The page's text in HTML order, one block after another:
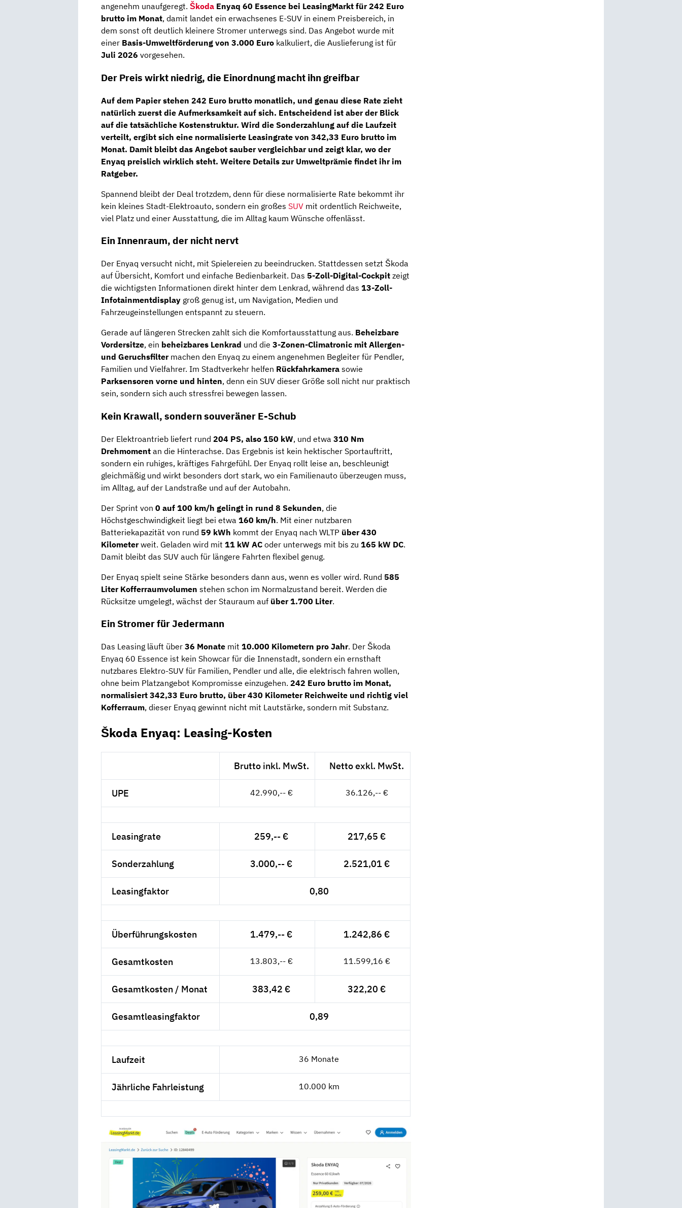
angenehm unaufgeregt. Škoda Enyaq 60 Essence bei LeasingMarkt für 242 Euro
brutto im Monat, damit landet ein erwachsenes E-SUV in einem Preisbereich, in
dem sonst oft deutlich kleinere Stromer unterwegs sind. Das Angebot wurde mit
einer Basis-Umweltförderung von 3.000 Euro kalkuliert, die Auslieferung ist für
Juli 2026 vorgesehen.
Der Preis wirkt niedrig, die Einordnung macht ihn greifbar
Auf dem Papier stehen 242 Euro brutto monatlich, und genau diese Rate zieht
natürlich zuerst die Aufmerksamkeit auf sich. Entscheidend ist aber der Blick
auf die tatsächliche Kostenstruktur. Wird die Sonderzahlung auf die Laufzeit
verteilt, ergibt sich eine normalisierte Leasingrate von 342,33 Euro brutto im
Monat. Damit bleibt das Angebot sauber vergleichbar und zeigt klar, wo der
Enyaq preislich wirklich steht. Weitere Details zur Umweltprämie findet ihr im
Ratgeber.
Spannend bleibt der Deal trotzdem, denn für diese normalisierte Rate bekommt ihr
kein kleines Stadt-Elektroauto, sondern ein großes SUV mit ordentlich Reichweite,
viel Platz und einer Ausstattung, die im Alltag kaum Wünsche offenlässt.
Ein Innenraum, der nicht nervt
Der Enyaq versucht nicht, mit Spielereien zu beeindrucken. Stattdessen setzt Škoda
auf Übersicht, Komfort und einfache Bedienbarkeit. Das 5-Zoll-Digital-Cockpit zeigt
die wichtigsten Informationen direkt hinter dem Lenkrad, während das 13-Zoll-
Infotainmentdisplay groß genug ist, um Navigation, Medien und
Fahrzeugeinstellungen entspannt zu steuern.
Gerade auf längeren Strecken zahlt sich die Komfortausstattung aus. Beheizbare
Vordersitze, ein beheizbares Lenkrad und die 3-Zonen-Climatronic mit Allergen-
und Geruchsfiltermachen den Enyaq zu einem angenehmen Begleiter für Pendler,
Familien und Vielfahrer. Im Stadtverkehr helfen Rückfahrkamera sowie
Parksensoren vorne und hinten, denn ein SUV dieser Größe soll nicht nur praktisch
sein, sondern sich auch stressfrei bewegen lassen.
Kein Krawall, sondern souveräner E-Schub
Der Elektroantrieb liefert rund 204 PS, also 150 kW, und etwa 310 Nm
Drehmoment an die Hinterachse. Das Ergebnis ist kein hektischer Sportauftritt,
sondern ein ruhiges, kräftiges Fahrgefühl. Der Enyaq rollt leise an, beschleunigt
gleichmäßig und wirkt besonders dort stark, wo ein Familienauto überzeugen muss,
im Alltag, auf der Landstraße und auf der Autobahn.
Der Sprint von 0 auf 100 km/h gelingt in rund 8 Sekunden, die
Höchstgeschwindigkeit liegt bei etwa 160 km/h. Mit einer nutzbaren
Batteriekapazität von rund 59 kWh kommt der Enyaq nach WLTP über 430
Kilometerweit. Geladen wird mit 11 kW AC oder unterwegs mit bis zu 165 kW DC.
Damit bleibt das SUV auch für längere Fahrten flexibel genug.
Der Enyaq spielt seine Stärke besonders dann aus, wenn es voller wird. Rund 585
Liter Kofferraumvolumen stehen schon im Normalzustand bereit. Werden die
Rücksitze umgelegt, wächst der Stauraum auf über 1.700 Liter.
Ein Stromer für Jedermann
Das Leasing läuft über 36 Monate mit 10.000 Kilometern pro Jahr. Der Škoda
Enyaq 60 Essence ist kein Showcar für die Innenstadt, sondern ein ernsthaft
nutzbares Elektro-SUV für Familien, Pendler und alle, die elektrisch fahren wollen,
ohne beim Platzangebot Kompromisse einzugehen. 242 Euro brutto im Monat,
normalisiert 342,33 Euro brutto, über 430 Kilometer Reichweite und richtig viel
Kofferraum, dieser Enyaq gewinnt nicht mit Lautstärke, sondern mit Substanz.
Škoda Enyaq: Leasing-Kosten
Brutto inkl. MwSt. Netto exkl. MwSt.
UPE 42.990,-- € 36.126,-- €
Leasingrate 259,-- € 217,65 €
Sonderzahlung 3.000,-- € 2.521,01 €
Leasingfaktor 0,80
Überführungskosten 1.479,-- € 1.242,86 €
Gesamtkosten 13.803,-- € 11.599,16 €
Gesamtkosten / Monat 383,42 € 322,20 €
Gesamtleasingfaktor 0,89
Laufzeit 36 Monate
Jährliche Fahrleistung 10.000 km